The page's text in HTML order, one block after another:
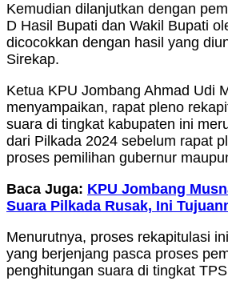
Kemudian dilanjutkan dengan
D Hasil Bupati dan Wakil Bupati
dicocokkan dengan hasil yang
Sirekap.
Ketua KPU Jombang Ahmad Udi
menyampaikan, rapat pleno
suara di tingkat kabupaten ini
dari Pilkada 2024 sebelum rapat
proses pemilihan gubernur
Baca Juga: KPU Jombang
Suara Pilkada Rusak, Ini
Menurutnya, proses rekapitulasi
yang berjenjang pasca proses
penghitungan suara di tingkat